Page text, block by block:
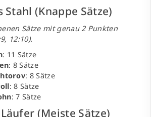
(Knappe Sätze)
Sätze mit genau 2 Punkten
12:10).
: 11 Sätze
: 8 Sätze
: 8 Sätze
: 8 Sätze
: 7 Sätze
(Meiste Sätze)